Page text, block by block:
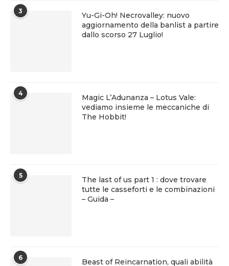
3
Yu-Gi-Oh! Necrovalley: nuovo
aggiornamento della banlist a partire
dallo scorso 27 Luglio!
4
Magic L’Adunanza – Lotus Vale:
vediamo insieme le meccaniche di
The Hobbit!
5
The last of us part 1 : dove trovare
tutte le casseforti e le combinazioni
– Guida –
6
Beast of Reincarnation, quali abilità